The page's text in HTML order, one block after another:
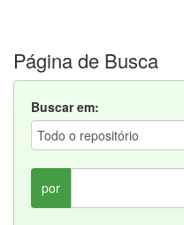
Página de Busca
Buscar em:
por